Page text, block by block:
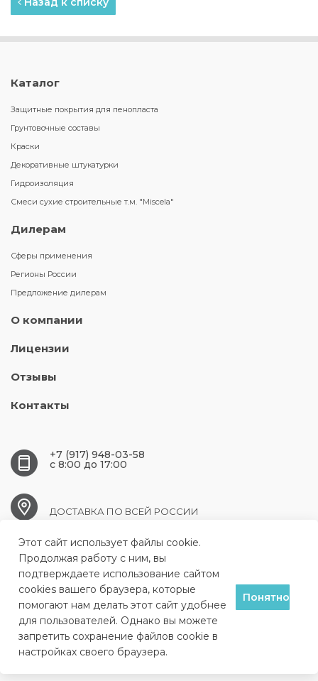
Каталог
Защитные покрытия для пенопласта
Грунтовочные составы
Краски
Декоративные штукатурки
Гидроизоляция
Смеси сухие строительные т.м. "Miscela"
Дилерам
Сферы применения
Регионы России
Предложение дилерам
О компании
Лицензии
Отзывы
Контакты
+7 (917) 948-03-58
c 8:00 до 17:00
ДОСТАВКА ПО ВСЕЙ РОССИИ
csm163@mail.ru
Вдохновение в каждом
продукте!
Этот сайт использует файлы cookie.
Продолжая работу с ним, вы
подтверждаете использование сайтом
cookies вашего браузера, которые
помогают нам делать этот сайт удобнее
для пользователей. Однако вы можете
запретить сохранение файлов cookie в
настройках своего браузера.
Понятно